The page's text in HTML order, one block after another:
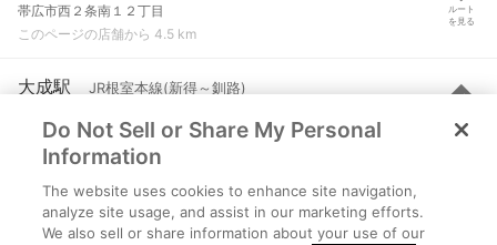
帯広市西２条南１２丁目
このページの店舗から 4.5 km
ルート
を見る
大成駅 JR根室本線(新得～釧路)
河西郡芽室町東芽室南２線
このページの店舗から 6.9 km
ルート
を見る
芽室駅 JR根室本線(新得～釧路)
河西郡芽室町本通り１丁目
Do Not Sell or Share My Personal
Information
The website uses cookies to enhance site navigation,
analyze site usage, and assist in our marketing efforts.
We also sell or share information about your use of our